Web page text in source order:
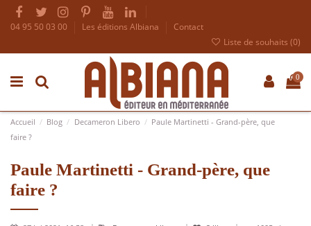
04 95 50 03 00 Les éditions Albiana
Contact
Liste de souhaits (0)
0
Accueil Blog Decameron Libero
Paule Martinetti - Grand-père, que
faire ?
Paule Martinetti - Grand-père, que
faire ?